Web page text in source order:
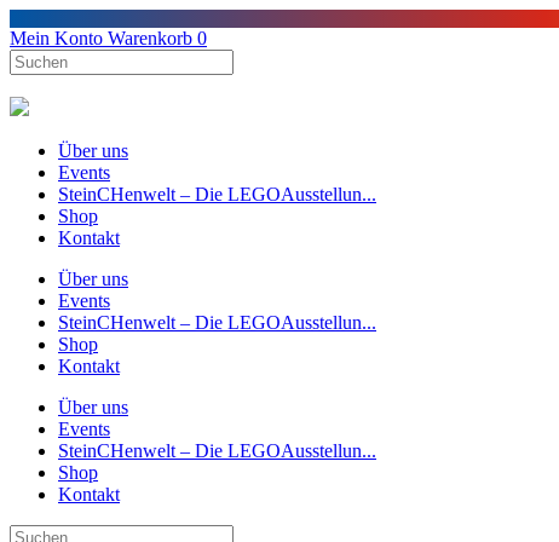
Mein Konto Warenkorb 0
Über uns
Events
SteinCHenwelt – Die LEGOAusstellun...
Shop
Kontakt
Über uns
Events
SteinCHenwelt – Die LEGOAusstellun...
Shop
Kontakt
Über uns
Events
SteinCHenwelt – Die LEGOAusstellun...
Shop
Kontakt